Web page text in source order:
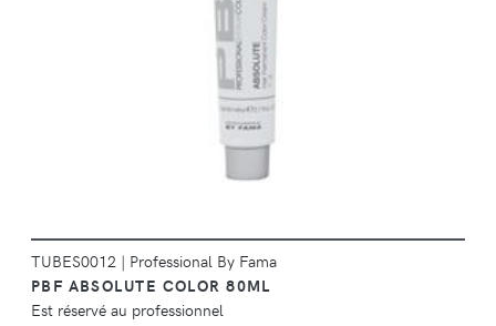
DÉTAILS
TUBES0012 | Professional By Fama
PBF ABSOLUTE COLOR 80ML
Est réservé au professionnel